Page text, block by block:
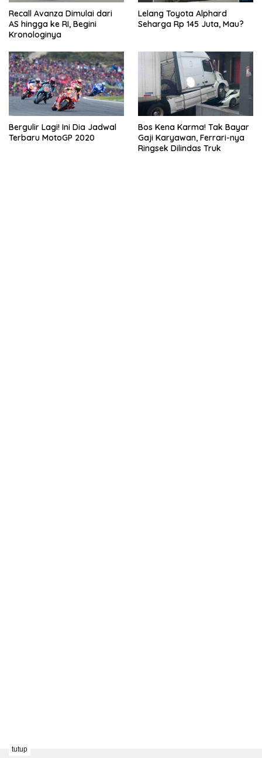
Recall Avanza Dimulai dari
AS hingga ke RI, Begini
Kronologinya
Lelang Toyota Alphard
Seharga Rp 145 Juta, Mau?
Bergulir Lagi! Ini Dia Jadwal
Terbaru MotoGP 2020
Bos Kena Karma! Tak Bayar
Gaji Karyawan, Ferrari-nya
Ringsek Dilindas Truk
tutup